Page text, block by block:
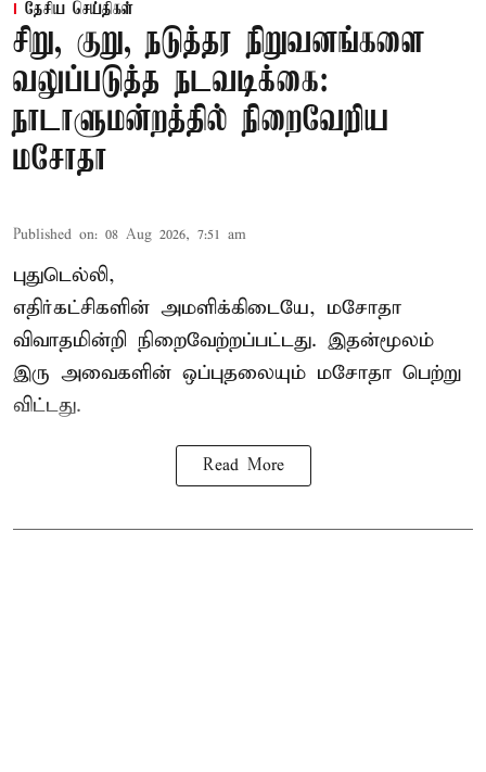
தேசிய செய்திகள்
சிறு, குறு, நடுத்தர நிறுவனங்களை
வலுப்படுத்த நடவடிக்கை:
நாடாளுமன்றத்தில் நிறைவேறிய
மசோதா
Published on: 08 Aug 2026, 7:51 am
புதுடெல்லி,
எதிர்கட்சிகளின் அமளிக்கிடையே, மசோதா
விவாதமின்றி நிறைவேற்றப்பட்டது. இதன்மூலம்
இரு அவைகளின் ஒப்புதலையும் மசோதா பெற்று
விட்டது.
Read More